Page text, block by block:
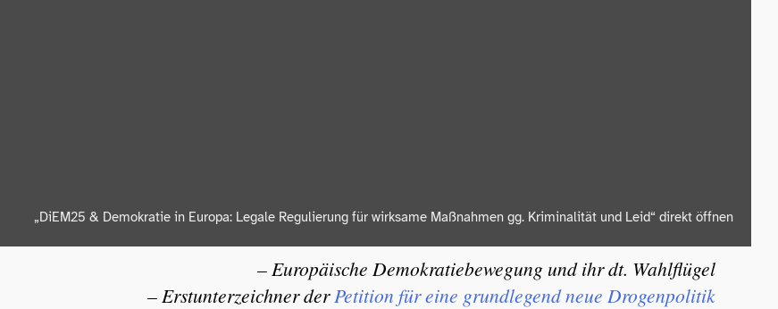
„DiEM25 & Demokratie in Europa: Legale Regulierung für wirksame Maßnahmen gg. Kriminalität und Leid“ direkt öffnen
– Europäische Demokratiebewegung und ihr dt. Wahlflügel
– Erstunterzeichner derPetition für eine grundlegend neue Drogenpolitik